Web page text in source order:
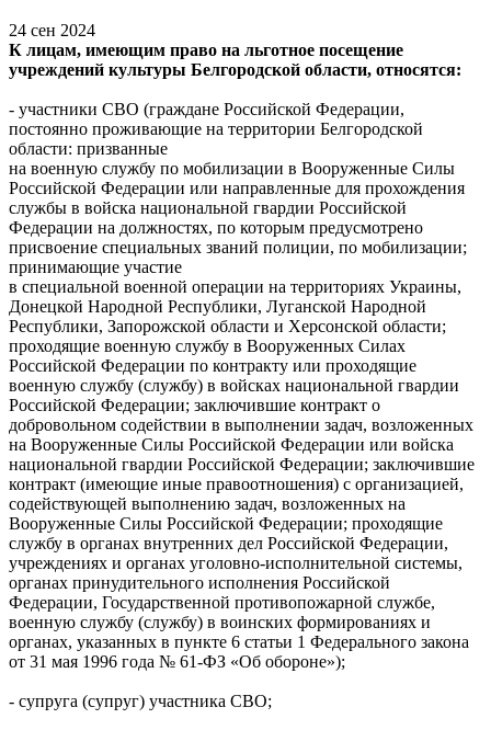
24 сен 2024
К лицам, имеющим право на льготное посещение
учреждений культуры Белгородской области, относятся:
- участники СВО (граждане Российской Федерации,
постоянно проживающие на территории Белгородской
области: призванные
на военную службу по мобилизации в Вооруженные Силы
Российской Федерации или направленные для прохождения
службы в войска национальной гвардии Российской
Федерации на должностях, по которым предусмотрено
присвоение специальных званий полиции, по мобилизации;
принимающие участие
в специальной военной операции на территориях Украины,
Донецкой Народной Республики, Луганской Народной
Республики, Запорожской области и Херсонской области;
проходящие военную службу в Вооруженных Силах
Российской Федерации по контракту или проходящие
военную службу (службу) в войсках национальной гвардии
Российской Федерации; заключившие контракт о
добровольном содействии в выполнении задач, возложенных
на Вооруженные Силы Российской Федерации или войска
национальной гвардии Российской Федерации; заключившие
контракт (имеющие иные правоотношения) с организацией,
содействующей выполнению задач, возложенных на
Вооруженные Силы Российской Федерации; проходящие
службу в органах внутренних дел Российской Федерации,
учреждениях и органах уголовно-исполнительной системы,
органах принудительного исполнения Российской
Федерации, Государственной противопожарной службе,
военную службу (службу) в воинских формированиях и
органах, указанных в пункте 6 статьи 1 Федерального закона
от 31 мая 1996 года № 61-ФЗ «Об обороне»);
- супруга (супруг) участника СВО;